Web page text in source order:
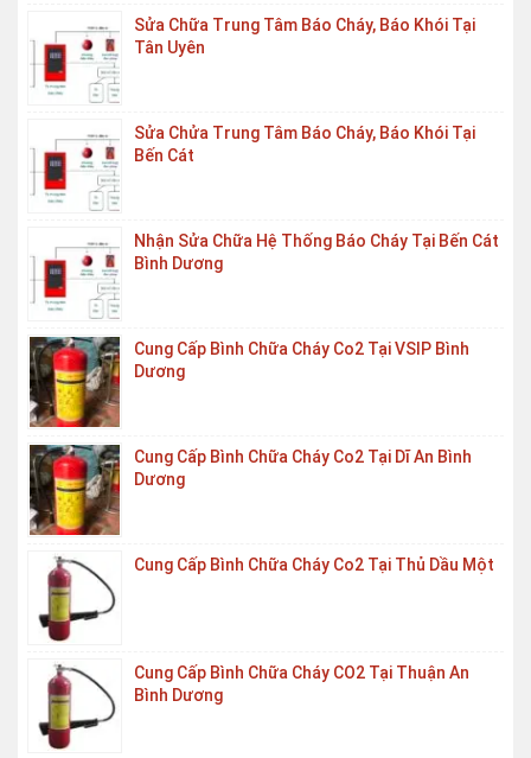
Sửa Chữa Trung Tâm Báo Cháy, Báo Khói Tại
Tân Uyên
Sửa Chửa Trung Tâm Báo Cháy, Báo Khói Tại
Bến Cát
Nhận Sửa Chữa Hệ Thống Báo Cháy Tại Bến Cát
Bình Dương
Cung Cấp Bình Chữa Cháy Co2 Tại VSIP Bình
Dương
Cung Cấp Bình Chữa Cháy Co2 Tại Dĩ An Bình
Dương
Cung Cấp Bình Chữa Cháy Co2 Tại Thủ Dầu Một
Cung Cấp Bình Chữa Cháy CO2 Tại Thuận An
Bình Dương